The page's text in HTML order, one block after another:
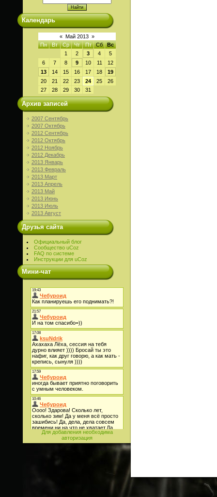
Календарь
« Май 2013 »
Пн
Вт Ср Чт Пт Сб
Вс
1
2 3 4
5
6
7 8 9 10 11
12
13
14 15 16 17 18
19
20
21 22 23 24 25
26
27
28 29 30 31
Архив записей
2007 Сентябрь
2007 Октябрь
2012 Сентябрь
2012 Октябрь
2012 Ноябрь
2012 Декабрь
2013 Январь
2013 Февраль
2013 Март
2013 Апрель
2013 Май
2013 Июнь
2013 Июль
2013 Август
Друзья сайта
Официальный блог
Сообщество uCoz
FAQ по системе
Инструкции для uCoz
Мини-чат
Для добавления необходима
авторизация